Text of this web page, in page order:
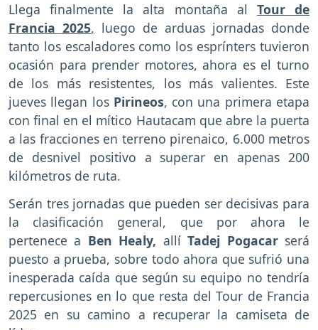
Llega finalmente la alta montaña al
Tour de
Francia 2025, luego de arduas jornadas donde
tanto los escaladores como los esprínters tuvieron
ocasión para prender motores, ahora es el turno
de los más resistentes, los más valientes. Este
jueves llegan los Pirineos, con una primera etapa
con final en el mítico Hautacam que abre la puerta
a las fracciones en terreno pirenaico, 6.000 metros
de desnivel positivo a superar en apenas 200
kilómetros de ruta.
Serán tres jornadas que pueden ser decisivas para
la clasificación general, que por ahora le
pertenece a Ben Healy, allíTadej Pogacar será
puesto a prueba, sobre todo ahora que sufrió una
inesperada caída que según su equipo no tendría
repercusiones en lo que resta del Tour de Francia
2025 en su camino a recuperar la camiseta de